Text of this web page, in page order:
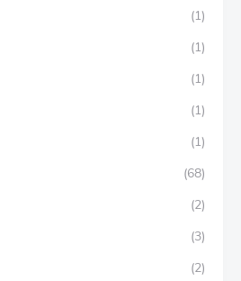
(1)
(1)
(1)
(1)
(1)
(68)
(2)
(3)
(2)